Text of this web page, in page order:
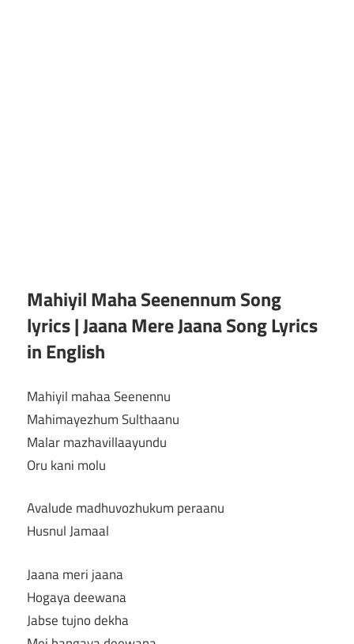
Mahiyil Maha Seenennum Song
lyrics | Jaana Mere Jaana Song Lyrics
in English
Mahiyil mahaa Seenennu
Mahimayezhum Sulthaanu
Malar mazhavillaayundu
Oru kani molu
Avalude madhuvozhukum peraanu
Husnul Jamaal
Jaana meri jaana
Hogaya deewana
Jabse tujno dekha